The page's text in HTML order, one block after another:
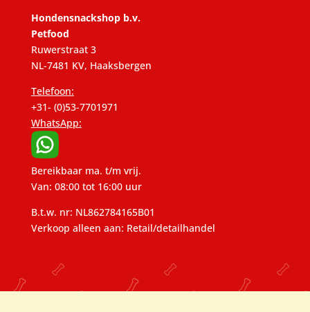
Hondensnackshop b.v.
Petfood
Ruwerstraat 3
NL-7481 KV, Haaksbergen
Telefoon:
+31- (0)53-7701971
WhatsApp:
Bereikbaar ma. t/m vrij.
Van: 08:00 tot 16:00 uur
B.t.w. nr: NL862784165B01
Verkoop alleen aan: Retail/detailhandel